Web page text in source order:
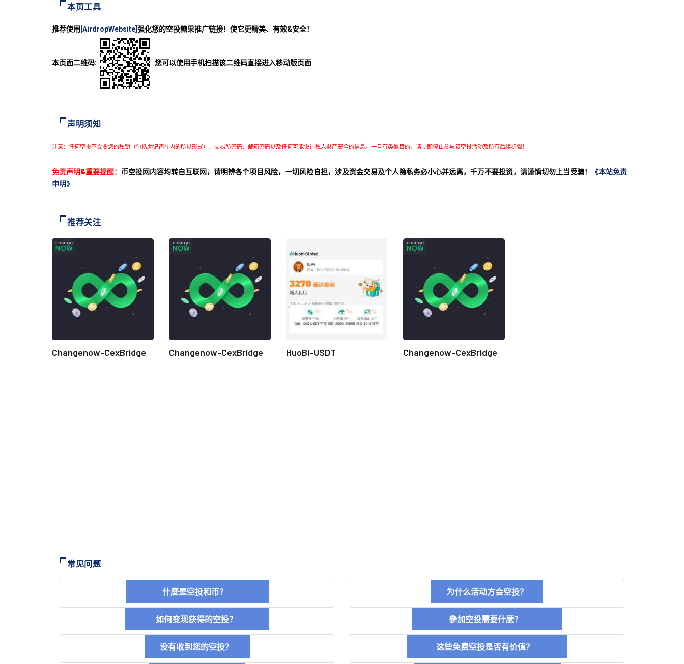
本页工具
推荐使用 [AirdropWebsite] 强化您的空投糖果推广链接！使它更精美、有效&安全！
本页面二维码: 您可以使用手机扫描该二维码直接进入移动版页面
声明须知
注意：任何空投不会要您的私钥（包括助记词在内的所以形式）、交易所密码、邮箱密码以及任何可能设计私人财产安全的信息。一旦有类似目的，请立即停止参与该空投活动及所有后续步骤！
免责声明&重要提醒： 币空投网内容均转自互联网，请明辨各个项目风险，一切风险自担，涉及资金交易及个人隐私务必小心并远离，千万不要投资，请谨慎切勿上当受骗！
《本站免责
申明》
推荐关注
Changenow-CexBridge Changenow-CexBridge HuoBi-USDT Changenow-CexBridge
常见问题
什麼是空投和币？ 为什么活动方会空投？
如何变现获得的空投？ 參加空投需要什麼？
没有收到您的空投？ 这些免费空投是否有价值？